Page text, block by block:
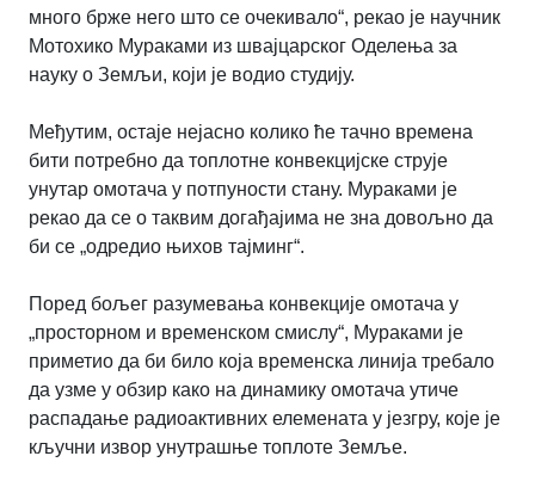
много брже него што се очекивало“, рекао је научник
Мотохико Мураками из швајцарског Оделења за
науку о Земљи, који је водио студију.
Међутим, остаје нејасно колико ће тачно времена
бити потребно да топлотне конвекцијске струје
унутар омотача у потпуности стану. Мураками је
рекао да се о таквим догађајима не зна довољно да
би се „одредио њихов тајминг“.
Поред бољег разумевања конвекције омотача у
„просторном и временском смислу“, Мураками је
приметио да би било која временска линија требало
да узме у обзир како на динамику омотача утиче
распадање радиоактивних елемената у језгру, које је
кључни извор унутрашње топлоте Земље.